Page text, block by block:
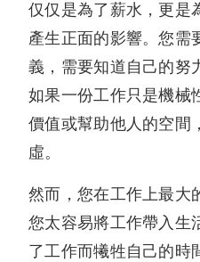
仅仅是為了薪水，更是
產生正面的影響。您需
義，需要知道自己的努
如果一份工作只是機械
價值或幫助他人的空間
虛。
然而，您在工作上最大
您太容易將工作帶入生
了工作而犧牲自己的時